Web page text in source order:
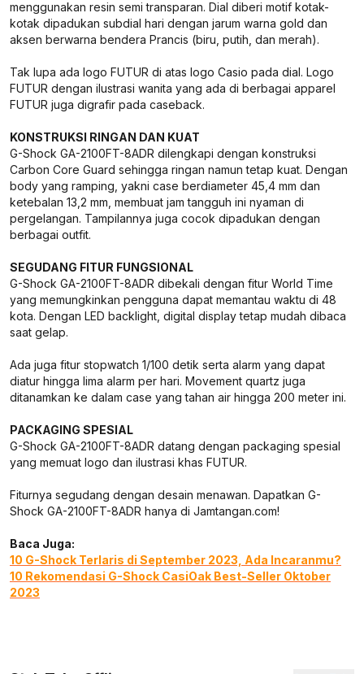
menggunakan resin semi transparan. Dial diberi motif kotak-
kotak dipadukan subdial hari dengan jarum warna gold dan
aksen berwarna bendera Prancis (biru, putih, dan merah).
Tak lupa ada logo FUTUR di atas logo Casio pada dial. Logo
FUTUR dengan ilustrasi wanita yang ada di berbagai apparel
FUTUR juga digrafir pada caseback.
KONSTRUKSI RINGAN DAN KUAT
G-Shock GA-2100FT-8ADR dilengkapi dengan konstruksi
Carbon Core Guard sehingga ringan namun tetap kuat. Dengan
body yang ramping, yakni case berdiameter 45,4 mm dan
ketebalan 13,2 mm, membuat jam tangguh ini nyaman di
pergelangan. Tampilannya juga cocok dipadukan dengan
berbagai outfit.
SEGUDANG FITUR FUNGSIONAL
G-Shock GA-2100FT-8ADR dibekali dengan fitur World Time
yang memungkinkan pengguna dapat memantau waktu di 48
kota. Dengan LED backlight, digital display tetap mudah dibaca
saat gelap.
Ada juga fitur stopwatch 1/100 detik serta alarm yang dapat
diatur hingga lima alarm per hari. Movement quartz juga
ditanamkan ke dalam case yang tahan air hingga 200 meter ini.
PACKAGING SPESIAL
G-Shock GA-2100FT-8ADR datang dengan packaging spesial
yang memuat logo dan ilustrasi khas FUTUR.
Fiturnya segudang dengan desain menawan. Dapatkan G-
Shock GA-2100FT-8ADR hanya di Jamtangan.com!
Baca Juga:
10 G-Shock Terlaris di September 2023, Ada Incaranmu?
10 Rekomendasi G-Shock CasiOak Best-Seller Oktober
2023